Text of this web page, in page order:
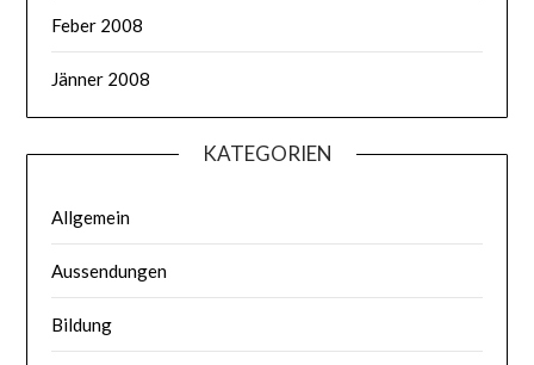
Feber 2008
Jänner 2008
KATEGORIEN
Allgemein
Aussendungen
Bildung